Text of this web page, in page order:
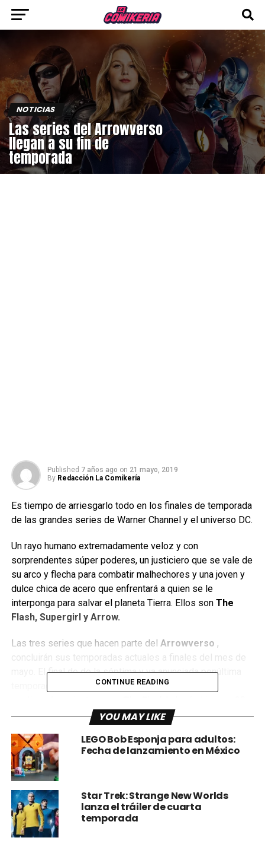
NOTICIAS
Las series del Arrowverso
llegan a su fin de
temporada
Published 7 años ago on 21 mayo, 2019
By Redacción La Comikería
Es tiempo de arriesgarlo todo en los finales de temporada
de las grandes series de Warner Channel y el universo DC.
Un rayo humano extremadamente veloz y con
sorprendentes súper poderes, un justiciero que se vale de
su arco y flecha para combatir malhechores y una joven y
dulce chica de acero que enfrentará a quien se le
interponga para salvar el planeta Tierra. Ellos son The
Flash, Supergirl y Arrow.
Las tres series que hacen parte del Arrowverso ,
concluirán sus temporadas actuales a finales del mes de
mayo. El final de de la séptima y ya anunciada penúltima
se emitirá el 23 de mayo a la
de mayo a partir de las 12:40 de la noche, seguido por el
final de temporada deSupergirl.
Actualmente existe mucha expectativa por parte de los
fanáticos del ‘
que terminará luego de la octava temporada y después del
final del evento crossover del año pasado ‘Elseworlds
donde se presentó al personaje deBatwoman
interpretado por
Ruby Rose
CONTINUE READING
YOU MAY LIKE
LEGO Bob Esponja para adultos:
Fecha de lanzamiento en México
Star Trek: Strange New Worlds
lanza el tráiler de cuarta
temporada